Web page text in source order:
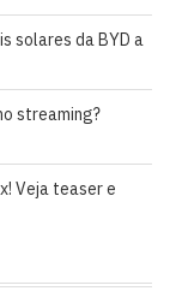
solares da BYD a
streaming?
Veja teaser e